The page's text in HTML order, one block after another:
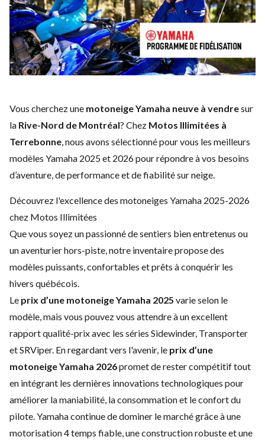
Vous cherchez une motoneige Yamaha neuve à vendresur
la Rive-Nord de Montréal? Chez Motos Illimitées à
Terrebonne, nous avons sélectionné pour vous les meilleurs
modèles Yamaha 2025 et 2026 pour répondre à vos besoins
d’aventure, de performance et de fiabilité sur neige.
Découvrez l'excellence des motoneiges Yamaha 2025-2026
chez Motos Illimitées
Que vous soyez un passionné de sentiers bien entretenus ou
un aventurier hors-piste, notre inventaire propose des
modèles puissants, confortables et prêts à conquérir les
hivers québécois.
Le prix d’une motoneige Yamaha 2025 varie selon le
modèle, mais vous pouvez vous attendre à un excellent
rapport qualité-prix avec les séries Sidewinder, Transporter
et SRViper. En regardant vers l'avenir, le prix d’une
motoneige Yamaha 2026promet de rester compétitif tout
en intégrant les dernières innovations technologiques pour
améliorer la maniabilité, la consommation et le confort du
pilote. Yamaha continue de dominer le marché grâce à une
motorisation 4 temps fiable, une construction robuste et une